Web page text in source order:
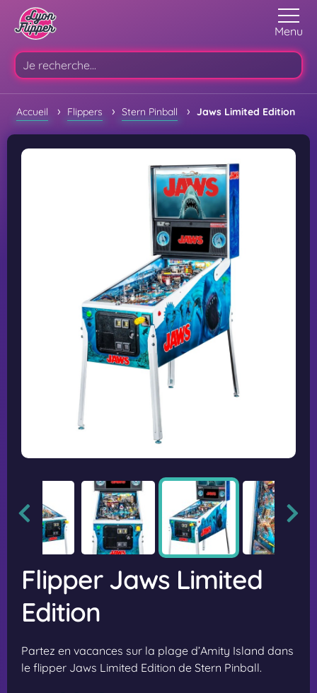
Menu
Accueil › Flippers › Stern Pinball › Jaws Limited Edition
Flipper Jaws Limited
Edition
Partez en vacances sur la plage d’Amity Island dans
le flipper Jaws Limited Edition de Stern Pinball.